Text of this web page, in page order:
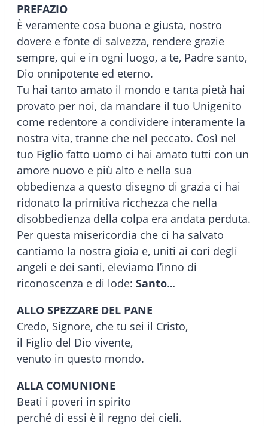
PREFAZIO
È veramente cosa buona e giusta, nostro
dovere e fonte di salvezza, rendere grazie
sempre, qui e in ogni luogo, a te, Padre santo,
Dio onnipotente ed eterno.
Tu hai tanto amato il mondo e tanta pietà hai
provato per noi, da mandare il tuo Unigenito
come redentore a condividere interamente la
nostra vita, tranne che nel peccato. Così nel
tuo Figlio fatto uomo ci hai amato tutti con un
amore nuovo e più alto e nella sua
obbedienza a questo disegno di grazia ci hai
ridonato la primitiva ricchezza che nella
disobbedienza della colpa era andata perduta.
Per questa misericordia che ci ha salvato
cantiamo la nostra gioia e, uniti ai cori degli
angeli e dei santi, eleviamo l’inno di
riconoscenza e di lode: Santo…
ALLO SPEZZARE DEL PANE
Credo, Signore, che tu sei il Cristo,
il Figlio del Dio vivente,
venuto in questo mondo.
ALLA COMUNIONE
Beati i poveri in spirito
perché di essi è il regno dei cieli.